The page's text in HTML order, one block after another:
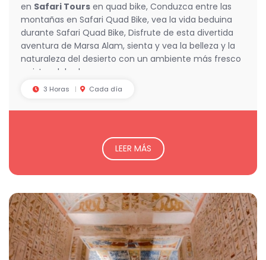
en Safari Tours en quad bike, Conduzca entre las
montañas en Safari Quad Bike, vea la vida beduina
durante Safari Quad Bike, Disfrute de esta divertida
aventura de Marsa Alam, sienta y vea la belleza y la
naturaleza del desierto con un ambiente más fresco
y vistas del sol.
3 Horas Cada día
LEER MÁS